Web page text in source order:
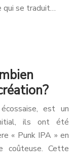
qui se traduit…
est un
ils ont été
« Punk IPA » en
coûteuse. Cette